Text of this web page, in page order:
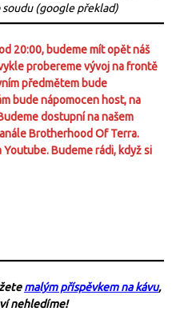
soudu (google překlad)
20:00, budeme mít opět náš
probereme vývoj na frontě
předmětem bude
bude nápomocen host, na
dostupní na našem
Brotherhood Of Terra.
Budeme rádi, když si
malým příspěvkem na kávu,
nehledíme!